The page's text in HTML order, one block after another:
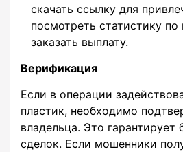
скачать ссылку для
посмотреть статистику
заказать выплату.
Верификация
Если в операции
пластик, необходимо
владельца. Это гарантирует
сделок. Если мошенники